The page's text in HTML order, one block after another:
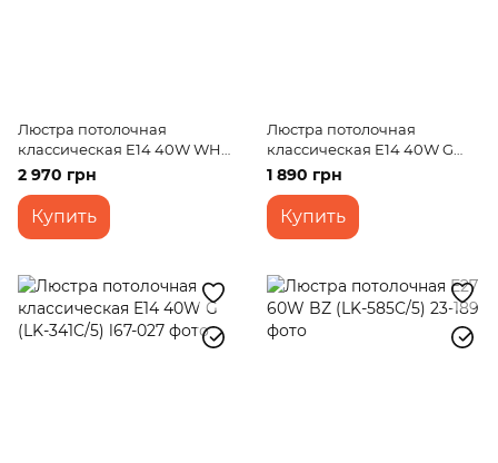
Люстра потолочная
классическая E14 40W WH
(BKL-594C/3)
2 970 грн
Купить
Люстра потолочная
классическая E14 40W G
(LK-341C/3)
1 890 грн
Купить